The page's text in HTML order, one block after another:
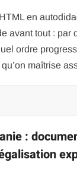
en
avant tout : par
ordre
maîtrise
: